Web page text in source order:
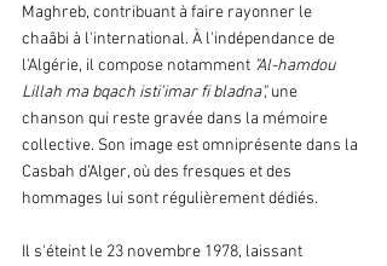
Maghreb, contribuant à faire rayonner le
chaâbi à l'international. À l'indépendance de
l'Algérie, il compose notamment "Al-hamdou
Lillah ma bqach isti’imar fi bladna", une
chanson qui reste gravée dans la mémoire
collective. Son image est omniprésente dans la
Casbah d’Alger, où des fresques et des
hommages lui sont régulièrement dédiés.
Il s'éteint le 23 novembre 1978, laissant